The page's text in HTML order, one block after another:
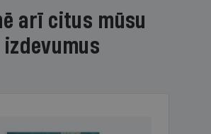
arī citus mūsu
izdevumus